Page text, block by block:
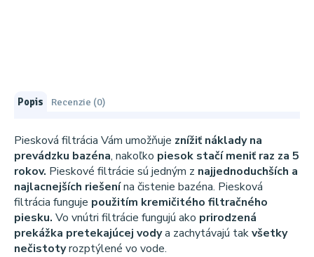
Popis Recenzie (0)
Piesková filtrácia Vám umožňuje znížiť náklady na
prevádzku bazéna, nakoľko piesok stačí meniť raz za 5
rokov. Pieskové filtrácie sú jedným z najjednoduchších a
najlacnejších riešenína čistenie bazéna. Piesková
filtrácia funguje použitím kremičitého filtračného
piesku. Vo vnútri filtrácie fungujú ako prirodzená
prekážka pretekajúcej vodya zachytávajú takvšetky
nečistotyrozptýlené vo vode.